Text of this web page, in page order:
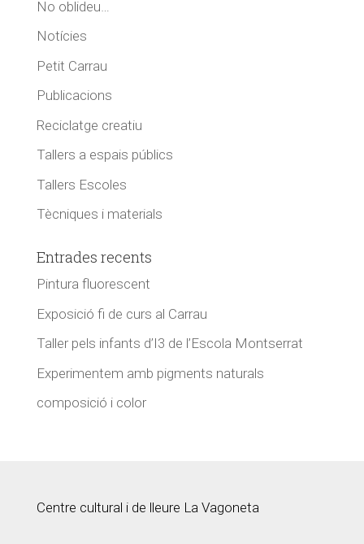
No oblideu…
Notícies
Petit Carrau
Publicacions
Reciclatge creatiu
Tallers a espais públics
Tallers Escoles
Tècniques i materials
Entrades recents
Pintura fluorescent
Exposició fi de curs al Carrau
Taller pels infants d’I3 de l’Escola Montserrat
Experimentem amb pigments naturals
composició i color
Centre cultural i de lleure La Vagoneta